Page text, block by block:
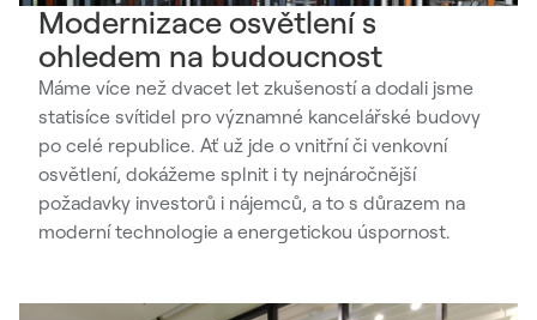
Modernizace osvětlení s
ohledem na budoucnost
Máme více než dvacet let zkušeností a dodali jsme
statisíce svítidel pro významné kancelářské budovy
po celé republice. Ať už jde o vnitřní či venkovní
osvětlení, dokážeme splnit i ty nejnáročnější
požadavky investorů i nájemců, a to s důrazem na
moderní technologie a energetickou úspornost.